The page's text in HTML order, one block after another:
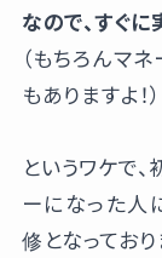
なので、すぐに
（もちろんマ
もありますよ！）
というワケで
ーになった人
修となってお